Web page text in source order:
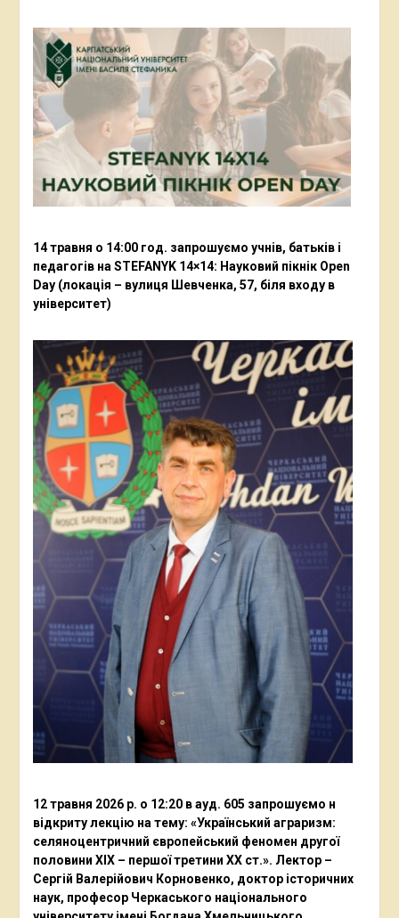
14 травня о 14:00 год. запрошуємо учнів, батьків і
педагогів на STEFANYK 14×14: Науковий пікнік Open
Day (локація – вулиця Шевченка, 57, біля входу в
університет)
12 травня 2026 р. о 12:20 в ауд. 605 запрошуємо н
відкриту лекцію на тему: «Український аграризм:
селяноцентричний європейський феномен другої
половини ХІХ – першої третини ХХ ст.». Лектор –
Сергій Валерійович Корновенко, доктор історичних
наук, професор Черкаського національного